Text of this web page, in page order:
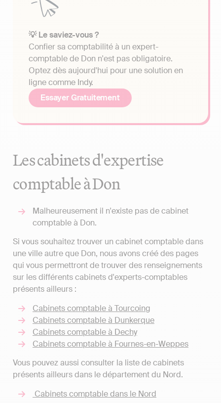
💡 Le saviez-vous ?
Confier sa comptabilité à un expert-
comptable de Don n'est pas obligatoire.
Optez dès aujourd'hui pour une solution en
ligne comme Indy.
Essayer Gratuitement
Les cabinets d'expertise
comptable à Don
Malheureusement il n'existe pas de cabinet
comptable à Don.
Si vous souhaitez trouver un cabinet comptable dans
une ville autre que Don, nous avons créé des pages
qui vous permettront de trouver des renseignements
sur les différents cabinets d'experts-comptables
présents ailleurs :
Cabinets comptable à Tourcoing
Cabinets comptable à Dunkerque
Cabinets comptable à Dechy
Cabinets comptable à Fournes-en-Weppes
Vous pouvez aussi consulter la liste de cabinets
présents ailleurs dans le département du Nord.
Cabinets comptable dans le Nord